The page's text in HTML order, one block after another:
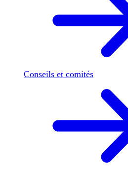
Conseils et comités